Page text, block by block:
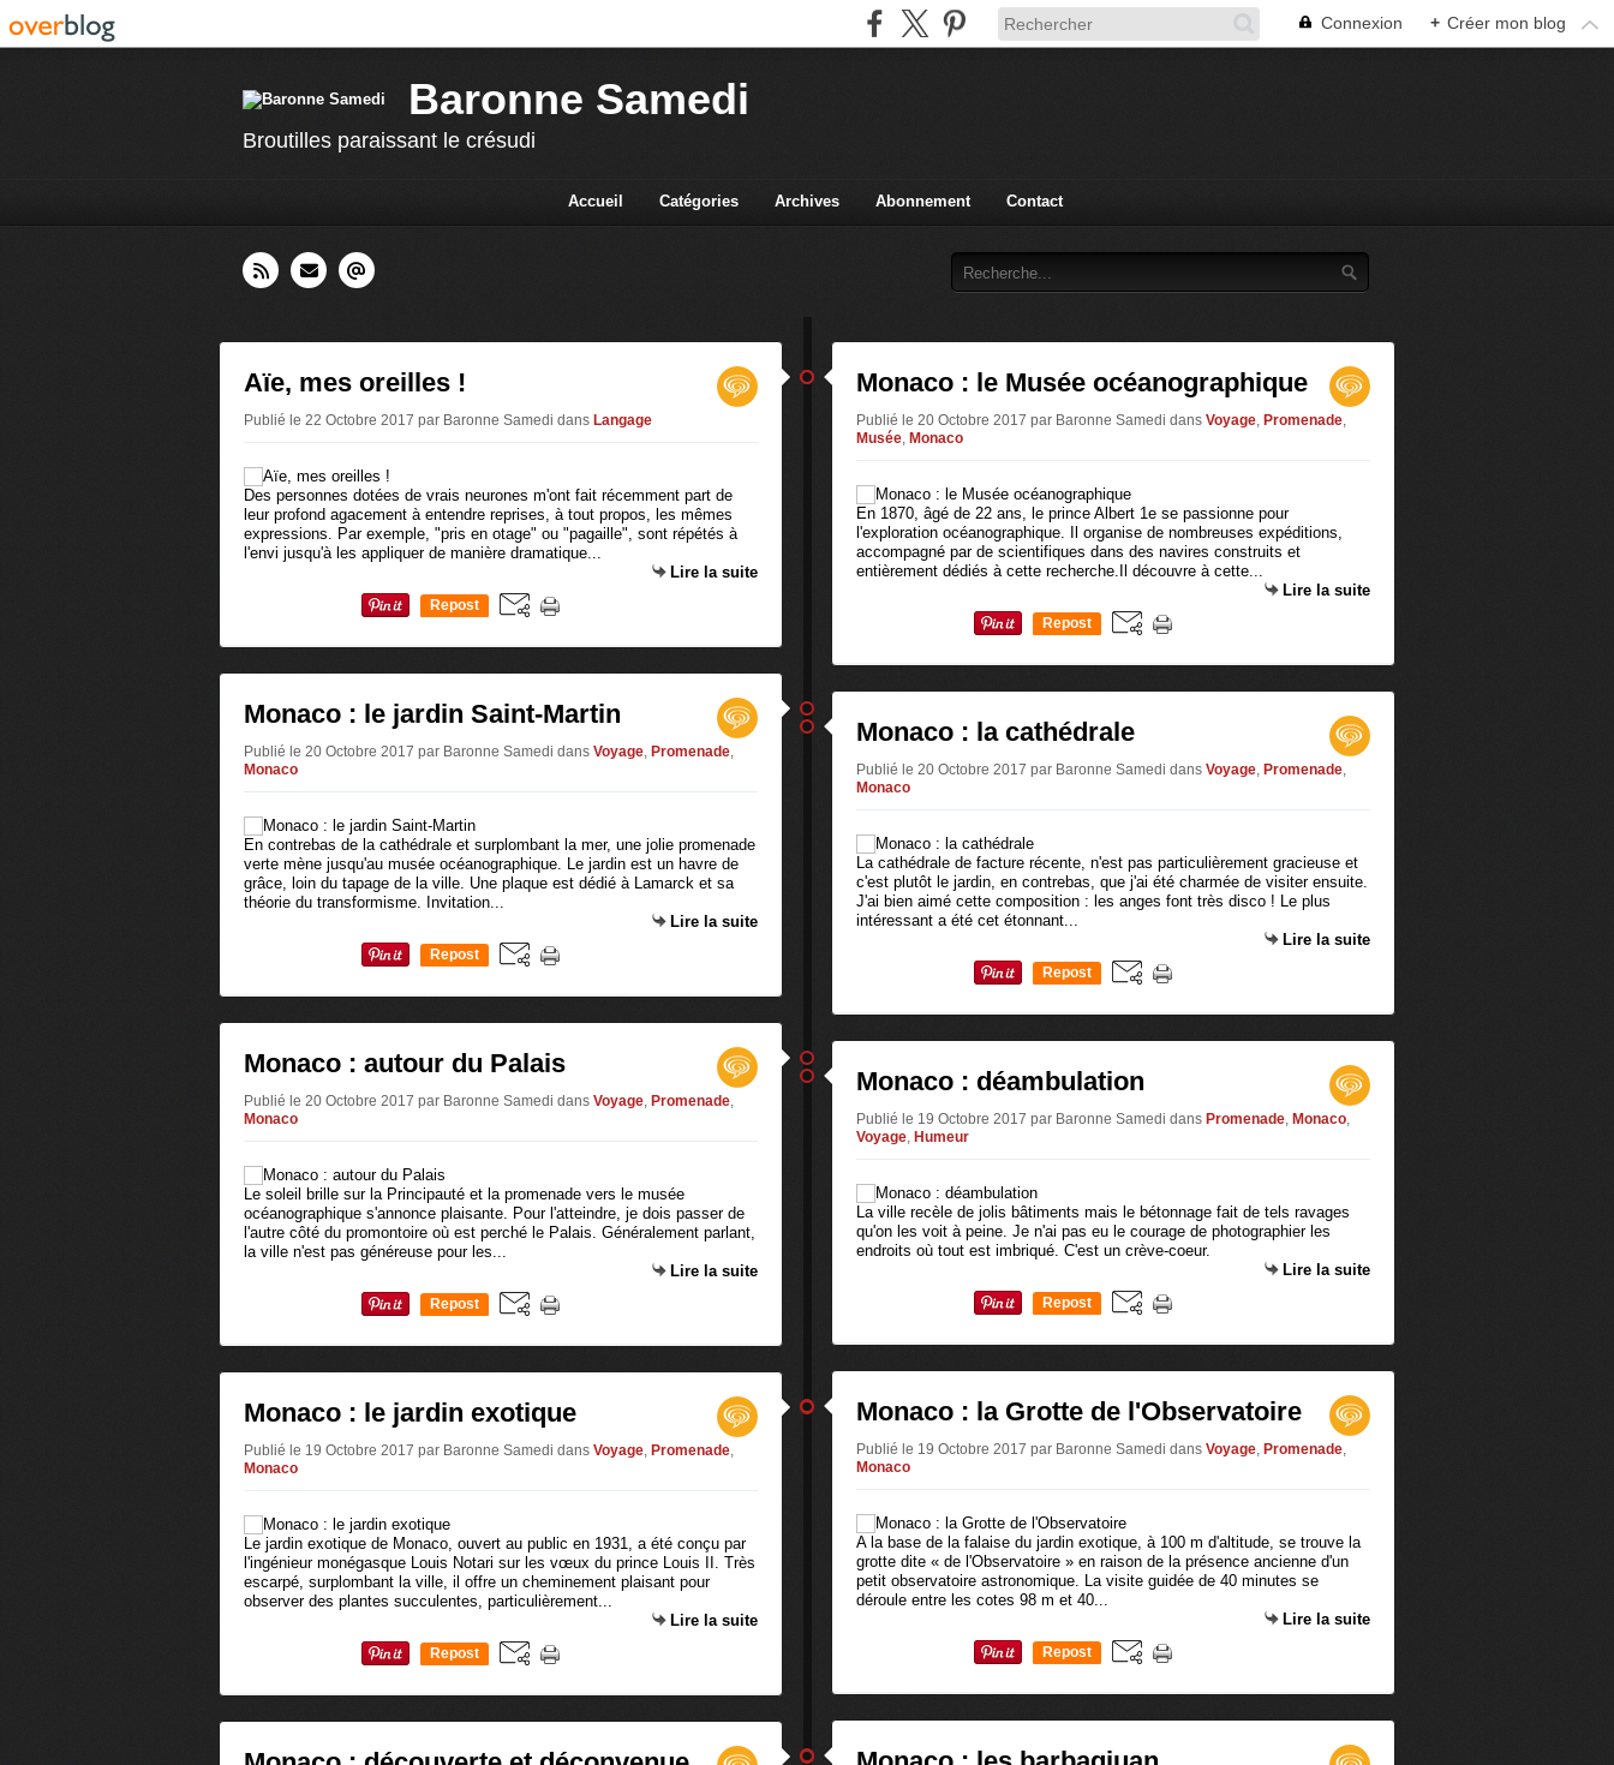
Connexion + Créer mon blog
Baronne Samedi
Broutilles paraissant le crésudi
Accueil Catégories Archives Abonnement Contact
Aïe, mes oreilles !
Publié le 22 Octobre 2017 par Baronne Samedi dans Langage
Des personnes dotées de vrais neurones m'ont fait récemment part de
leur profond agacement à entendre reprises, à tout propos, les mêmes
expressions. Par exemple, "pris en otage" ou "pagaille", sont répétés à
l'envi jusqu'à les appliquer de manière dramatique...
Lire la suite
Repost
Monaco : le jardin Saint-Martin
Publié le 20 Octobre 2017 par Baronne Samedi dans Voyage, Promenade,
Monaco
En contrebas de la cathédrale et surplombant la mer, une jolie promenade
verte mène jusqu'au musée océanographique. Le jardin est un havre de
grâce, loin du tapage de la ville. Une plaque est dédié à Lamarck et sa
théorie du transformisme. Invitation...
Lire la suite
Repost
Monaco : autour du Palais
Publié le 20 Octobre 2017 par Baronne Samedi dans Voyage, Promenade,
Monaco
Le soleil brille sur la Principauté et la promenade vers le musée
océanographique s'annonce plaisante. Pour l'atteindre, je dois passer de
l'autre côté du promontoire où est perché le Palais. Généralement parlant,
la ville n'est pas généreuse pour les...
Lire la suite
Repost
Monaco : le jardin exotique
Publié le 19 Octobre 2017 par Baronne Samedi dans Voyage, Promenade,
Monaco
Le jardin exotique de Monaco, ouvert au public en 1931, a été conçu par
l'ingénieur monégasque Louis Notari sur les vœux du prince Louis II. Très
escarpé, surplombant la ville, il offre un cheminement plaisant pour
observer des plantes succulentes, particulièrement...
Lire la suite
Repost
Monaco : le Musée océanographique
Publié le 20 Octobre 2017 par Baronne Samedi dans Voyage, Promenade,
Musée, Monaco
En 1870, âgé de 22 ans, le prince Albert 1e se passionne pour
l'exploration océanographique. Il organise de nombreuses expéditions,
accompagné par de scientifiques dans des navires construits et
entièrement dédiés à cette recherche.Il découvre à cette...
Lire la suite
Repost
Monaco : la cathédrale
Publié le 20 Octobre 2017 par Baronne Samedi dans Voyage, Promenade,
Monaco
La cathédrale de facture récente, n'est pas particulièrement gracieuse et
c'est plutôt le jardin, en contrebas, que j'ai été charmée de visiter ensuite.
J'ai bien aimé cette composition : les anges font très disco ! Le plus
intéressant a été cet étonnant...
Lire la suite
Repost
Monaco : déambulation
Publié le 19 Octobre 2017 par Baronne Samedi dans Promenade, Monaco,
Voyage, Humeur
La ville recèle de jolis bâtiments mais le bétonnage fait de tels ravages
qu'on les voit à peine. Je n'ai pas eu le courage de photographier les
endroits où tout est imbriqué. C'est un crève-coeur.
Lire la suite
Repost
Monaco : la Grotte de l'Observatoire
Publié le 19 Octobre 2017 par Baronne Samedi dans Voyage, Promenade,
Monaco
A la base de la falaise du jardin exotique, à 100 m d'altitude, se trouve la
grotte dite « de l'Observatoire » en raison de la présence ancienne d'un
petit observatoire astronomique. La visite guidée de 40 minutes se
déroule entre les cotes 98 m et 40...
Lire la suite
Repost